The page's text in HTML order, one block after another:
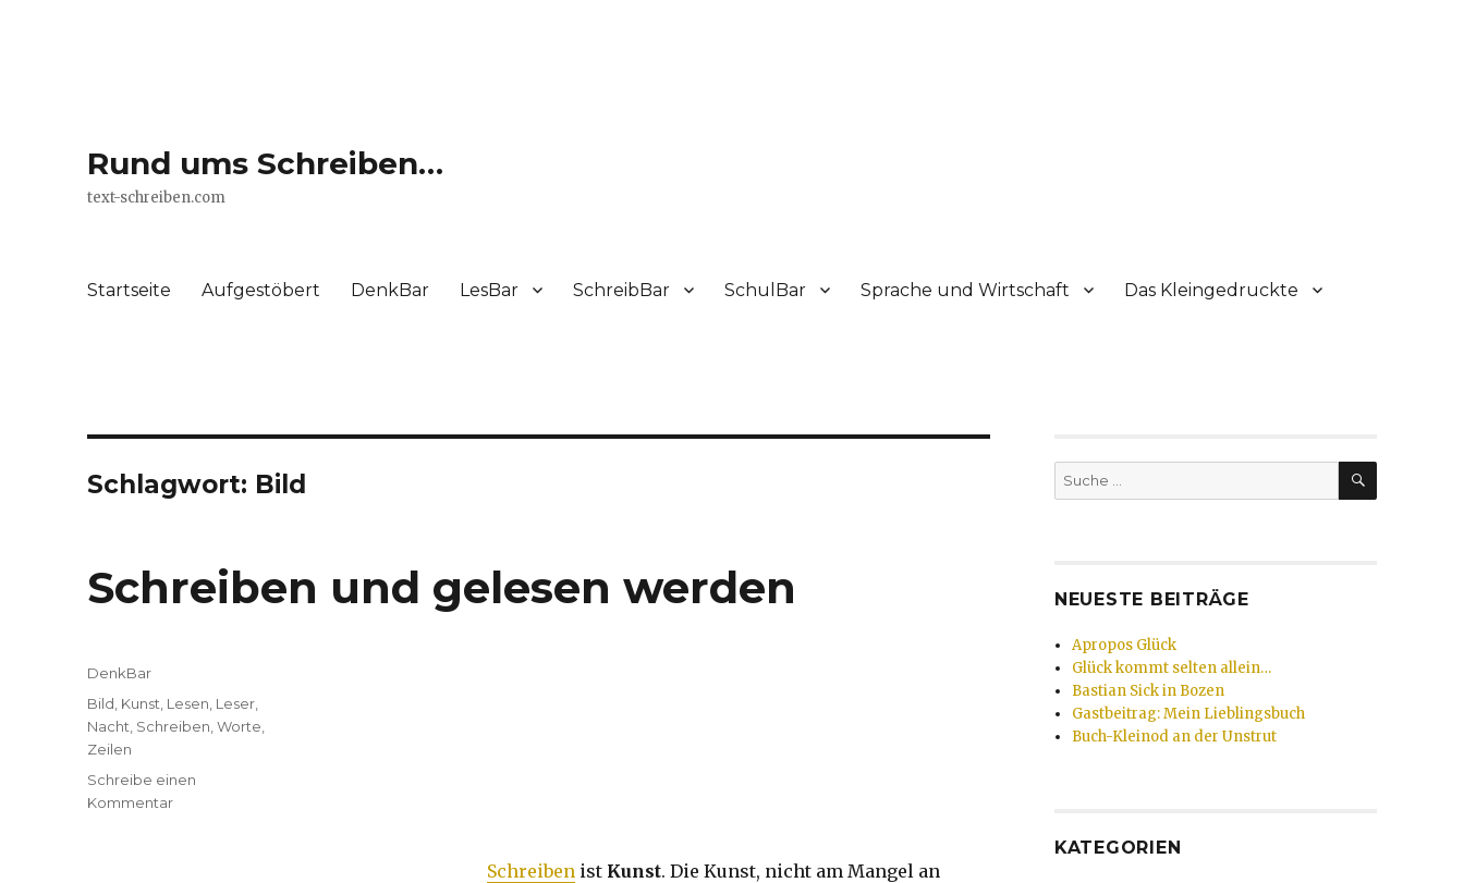
Rund ums Schreiben…
text-schreiben.com
Startseite Aufgestöbert DenkBar LesBar SchreibBar SchulBar Sprache und Wirtschaft Das Kleingedruckte
Schlagwort: Bild
Schreiben und gelesen werden
Schreibenist Kunst. Die Kunst, nicht am Mangel an
Kategorien
DenkBar
Tags
Bild Kunst Lesen Leser
Nacht Schreiben ,Worte
Zeilen
Schreibe einen
Kommentar
Suche
nach:
SUCHE
NEUESTE BEITRÄGE
Apropos Glück
Glück kommt selten allein…
Bastian Sick in Bozen
Gastbeitrag: Mein Lieblingsbuch
Buch-Kleinod an der Unstrut
KATEGORIEN